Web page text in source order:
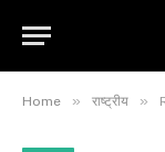
Home » राष्ट्रीय »